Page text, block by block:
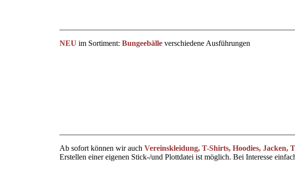
NEU im Sortiment: Bungeebälle verschiedene Ausführungen
Ab sofort können wir auch Vereinskleidung, T-Shirts, Hoodies, Jacken,
Erstellen einer eigenen Stick-/und Plottdatei ist möglich. Bei Interesse